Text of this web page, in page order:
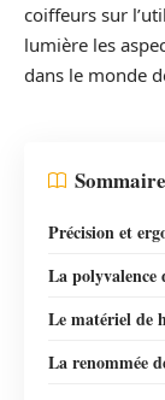
coiffeurs sur
lumière les
dans le monde
Sommaire
Précision et
La polyvalence
Le matériel de
La renommée